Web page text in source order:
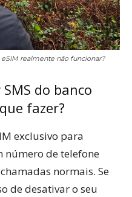
realmente não funcionar?
do banco
fazer?
exclusivo para
número de telefone
normais. Se
de desativar o seu